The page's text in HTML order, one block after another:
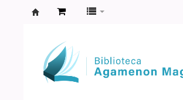
Agamenon
Magalhães